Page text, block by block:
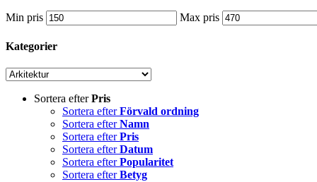
Min pris Max pris
Kategorier
Sortera efterPris
Sortera efterFörvald ordning
Sortera efterNamn
Sortera efterPris
Sortera efterDatum
Sortera efterPopularitet
Sortera efterBetyg